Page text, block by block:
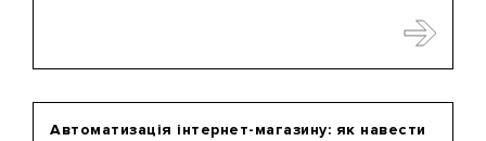
Автоматизація інтернет-магазину: як навести